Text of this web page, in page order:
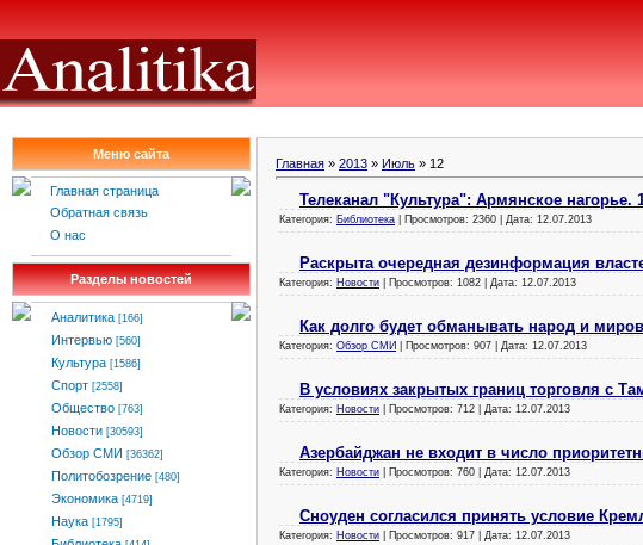
Меню сайта
Главная страница
Обратная связь
О нас
Разделы новостей
Аналитика [166]
Интервью [560]
Культура [1586]
Спорт [2558]
Общество [763]
Новости [30593]
Обзор СМИ [36362]
Политобозрение [480]
Экономика [4719]
Наука [1795]
Главная » 2013 » Июль » 12
Телеканал "Культура": Армянское нагорье.
Категория: Библиотека | Просмотров: 2360 | Дата: 12.07.2013
Раскрыта очередная дезинформация
Категория: Новости | Просмотров: 1082 | Дата: 12.07.2013
Как долго будет обманывать народ и
Категория: Обзор СМИ | Просмотров: 907 | Дата: 12.07.2013
В условиях закрытых границ торговля с
Категория: Новости | Просмотров: 712 | Дата: 12.07.2013
Азербайджан не входит в число
Категория: Новости | Просмотров: 760 | Дата: 12.07.2013
Сноуден согласился принять условие
Категория: Новости | Просмотров: 917 | Дата: 12.07.2013